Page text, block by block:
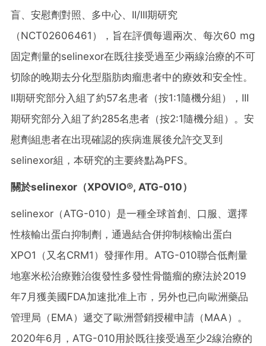
盲、安慰劑對照、多中心、II/III期研究
（NCT02606461），旨在評價每週兩次、每次60 mg
固定劑量的selinexor在既往接受過至少兩線治療的不可
切除的晚期去分化型脂肪肉瘤患者中的療效和安全性。
II期研究部分入組了約57名患者（按1:1隨機分組），III
期研究部分入組了約285名患者（按2:1隨機分組）。安
慰劑組患者在出現確認的疾病進展後允許交叉到
selinexor組，本研究的主要終點為PFS。
關於selinexor（XPOVIO®, ATG-010）
selinexor（ATG-010）是一種全球首創、口服、選擇
性核輸出蛋白抑制劑，通過結合併抑制核輸出蛋白
XPO1（又名CRM1）發揮作用。ATG-010聯合低劑量
地塞米松治療難治復發性多發性骨髓瘤的療法於2019
年7月獲美國FDA加速批准上市，另外也已向歐洲藥品
管理局（EMA）遞交了歐洲營銷授權申請（MAA）。
2020年6月，ATG-010用於既往接受過至少2線治療的